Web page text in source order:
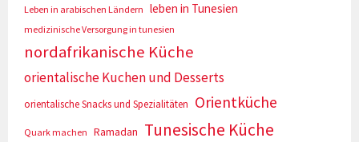
Leben in arabischen Ländern
leben in Tunesien
medizinische Versorgung in tunesien
nordafrikanische Küche
orientalische Kuchen und Desserts
orientalische Snacks und Spezialitäten Orientküche
Quark machen Ramadan Tunesische Küche